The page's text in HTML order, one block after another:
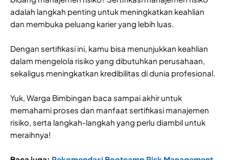
adalah langkah penting untuk meningkatkan keahlian
dan membuka peluang karier yang lebih luas.
Dengan sertifikasi ini, kamu bisa menunjukkan keahlian
dalam mengelola risiko yang dibutuhkan perusahaan,
sekaligus meningkatkan kredibilitas di dunia profesional.
Yuk, Warga Bimbingan baca sampai akhir untuk
memahami proses dan manfaat sertifikasi manajemen
risiko, serta langkah-langkah yang perlu diambil untuk
meraihnya!